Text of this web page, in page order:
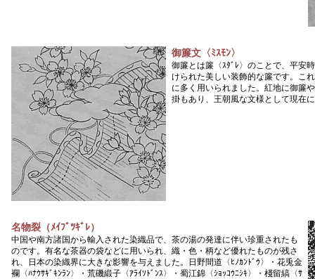
御簾文〈ﾐｽﾓﾝ〉
御簾とは簾〈ｽﾀﾞﾚ〉のことで、平安
けられた美しい装飾的な簾です。こ
に多く用いられました。紅地に御簾
掛もあり、王朝風な文様として現在
名物裂（ﾒｲﾌﾞﾂｷﾞﾚ）
中国や南方諸国から輸入された染織品で、茶の湯の発達に伴い珍重されたも
のです。有名な茶器の袋などに用いられ、織・色・柄など優れたものが残さ
れ、日本の染織界に大きな影響を与えました。日野間道〈ﾋﾉｶﾝﾄﾞｳ〉・花兎金
襴〈ﾊﾅｳｻｷﾞｷﾝﾗﾝ〉・荒磯緞子〈ｱﾗｲｿﾄﾞﾝｽ〉・蜀江錦〈ｼｮｯｺｳﾆｼｷ〉・棧留縞〈ｻ